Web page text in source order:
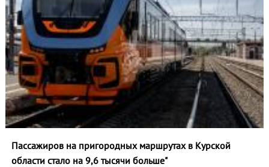
Пассажиров на пригородных маршрутах в Курской
области стало на 9,6 тысячи больше"